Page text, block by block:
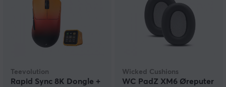
Teevolution
Rapid Sync 8K Dongle +
Wicked Cushions
WC PadZ XM6 Øreputer